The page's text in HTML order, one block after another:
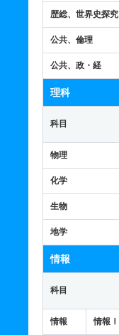
歴総、世界史探究
公共、倫理
公共、政・経
理科
科目
物理
化学
生物
地学
情報
科目
情報 情報Ⅰ